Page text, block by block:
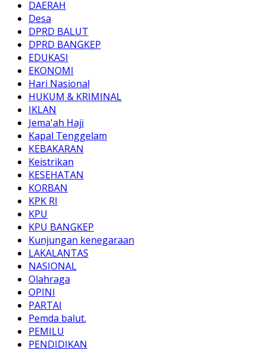
DAERAH
Desa
DPRD BALUT
DPRD BANGKEP
EDUKASI
EKONOMI
Hari Nasional
HUKUM & KRIMINAL
IKLAN
Jema'ah Haji
Kapal Tenggelam
KEBAKARAN
Keistrikan
KESEHATAN
KORBAN
KPK RI
KPU
KPU BANGKEP
Kunjungan kenegaraan
LAKALANTAS
NASIONAL
Olahraga
OPINI
PARTAI
Pemda balut.
PEMILU
PENDIDIKAN